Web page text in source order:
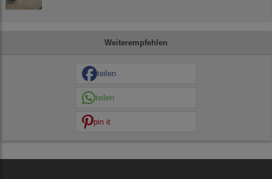
Weiterempfehlen
teilen
teilen
pin it